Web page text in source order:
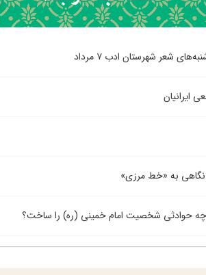
شعر شهرستان ادب ۷ مرداد
ایرانیان
نگاهی به «خط مرزی»
چه حوادثی شخصیت امام خمینی (ره) را ساخت؟